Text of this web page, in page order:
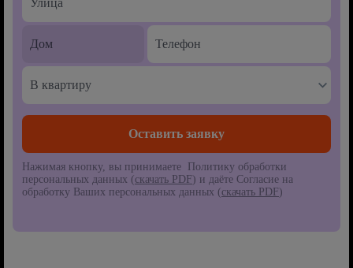
В квартиру
Нажимая кнопку, вы принимаете Политику обработки
персональных данных (скачать PDF) и даёте Согласие на
обработку Ваших персональных данных (скачать PDF)